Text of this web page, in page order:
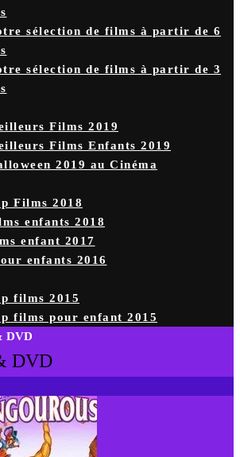
sélection de films à partir de 6
sélection de films à partir de 3
Films 2019
Films Enfants 2019
2019 au Cinéma
Films 2018
enfants 2018
enfant 2017
enfants 2016
films 2015
films pour enfant 2015
DVD
DVD